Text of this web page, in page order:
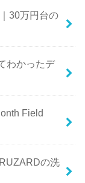
30万円台の
わかったデ
Field
の洗